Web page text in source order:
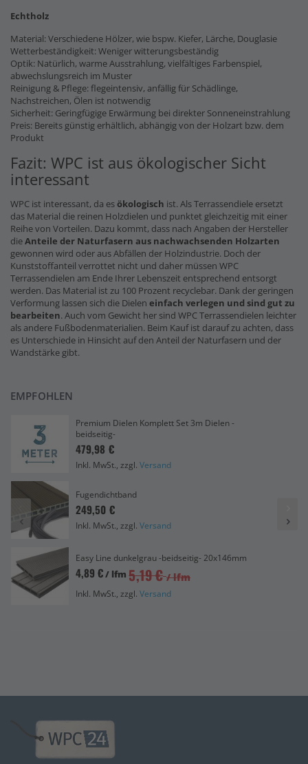
Echtholz
Material: Verschiedene Hölzer, wie bspw. Kiefer, Lärche, Douglasie
Wetterbeständigkeit: Weniger witterungsbeständig
Optik: Natürlich, warme Ausstrahlung, vielfältiges Farbenspiel,
abwechslungsreich im Muster
Reinigung & Pflege: flegeintensiv, anfällig für Schädlinge,
Nachstreichen, Ölen ist notwendig
Sicherheit: Geringfügige Erwärmung bei direkter Sonneneinstrahlung
Preis: Bereits günstig erhältlich, abhängig von der Holzart bzw. dem
Produkt
Fazit: WPC ist aus ökologischer Sicht
interessant
WPC ist interessant, da esökologisch ist. Als Terrassendiele ersetzt
das Material die reinen Holzdielen und punktet gleichzeitig mit einer
Reihe von Vorteilen. Dazu kommt, dass nach Angaben der Hersteller
dieAnteile der Naturfasern aus nachwachsenden Holzarten
gewonnen wird oder aus Abfällen der Holzindustrie. Doch der
Kunststoffanteil verrottet nicht und daher müssen WPC
Terrassendielen am Ende Ihrer Lebenszeit entsprechend entsorgt
werden. Das Material ist zu 100 Prozent recyclebar. Dank der geringen
Verformung lassen sich die Dielen einfach verlegen und sind gut zu
bearbeiten. Auch vom Gewicht her sind WPC Terrassendielen leichter
als andere Fußbodenmaterialien. Beim Kauf ist darauf zu achten, dass
es Unterschiede in Hinsicht auf den Anteil der Naturfasern und der
Wandstärke gibt.
EMPFOHLEN
Premium Dielen Komplett Set 3m Dielen -
beidseitig-
479,98 €
Inkl. MwSt., zzgl. Versand
Fugendichtband
249,50 €
Inkl. MwSt., zzgl. Versand
Easy Line dunkelgrau -beidseitig- 20x146mm
4,89 €/ lfm 5,19 € / lfm
Inkl. MwSt., zzgl. Versand